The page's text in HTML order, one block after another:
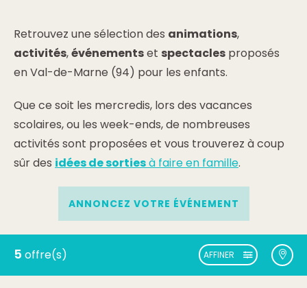
Retrouvez une sélection des animations,
activités,événementset spectacles proposés
en Val-de-Marne (94) pour les enfants.
Que ce soit les mercredis, lors des vacances
scolaires, ou les week-ends, de nombreuses
activités sont proposées et vous trouverez à coup
sûr des idées de sortiesà faire en famille.
ANNONCEZ VOTRE ÉVÉNEMENT
5 offre(s) AFFINER